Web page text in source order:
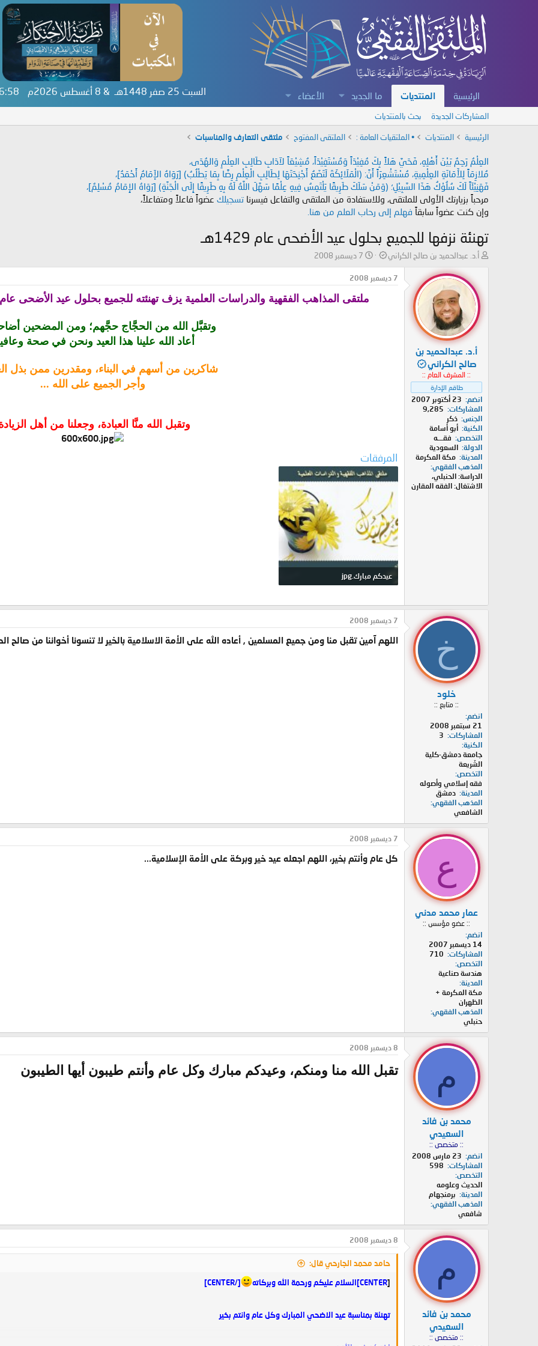
الرئيسية المنتديات ما الجديد الأعضاء السبت 25 صفر 1448هـ & 8 أغسطس 2026م
المشاركات الجديدة بحث بالمنتديات
الرئيسية المنتديات • الملتقيات العامة : الملتقى المفتوح ملتقى التعارف والمناسبات
العِلْمُ رَحِمٌ بَيْنَ أَهْلِهِ، فَحَيَّ هَلاً بِكَ مُفِيْدَاً وَمُسْتَفِيْدَاً، مُشِيْعَاً لآدَابِ طَالِبِ العِلْمِ وَالهُدَى،
مُلازِمَاً لِلأَمَانَةِ العِلْمِيةِ، مُسْتَشْعِرَاً أَنَّ: (الْمَلَائِكَةَ لَتَضَعُ أَجْنِحَتَهَا لِطَالِبِ الْعِلْمِ رِضًا بِمَا يَطْلُبُ) [رَوَاهُ الإَمَامُ أَحْمَدُ]،
فَهَنِيْئَاً لَكَ سُلُوْكُ هَذَا السَّبِيْلِ؛ (وَمَنْ سَلَكَ طَرِيقًا يَلْتَمِسُ فِيهِ عِلْمًا سَهَّلَ اللَّهُ لَهُ بِهِ طَرِيقًا إِلَى الْجَنَّةِ) [رَوَاهُ الإِمَامُ مُسْلِمٌ]،
مرحباً بزيارتك الأولى للملتقى، وللاستفادة من الملتقى والتفاعل فيسرنا تسجيلك عضواً فاعلاً ومتفاعلاً،
وإن كنت عضواً سابقاً فهلم إلى رحاب العلم من هنا.
تهنئة نزفها للجميع بحلول عيد الأضحى عام 1429هـ
ب
ئ
ا
ل
م
و
و
ع
أ.د. عبدالحميد بن صالح الكراني
ت
ا
ر
ي
خ
7 ديسمبر 2008
أ.د. عبدالحميد بن
صالح الكراني
:: المشرف العام ::
طاقم الإدارة
انضم
23 أكتوبر 2007
المشاركات
9,285
الجنس ذكر
الكنية أبو أسامة
التخصص
فقـــه
الدولة السعودية
المدينة مكة المكرمة
المذهب الفقهي
الدراسة: الحنبلي،
الاشتغال: الفقه المقارن
7 ديسمبر 2008
ملتقى المذاهب الفقهية والدراسات العلمية يزف تهنئته للجميع بحلول عيد الأضحى عام 1429هـ؛ والذي به يمرُّ عاماً على إنشائه
وتقبَّل الله من الحجَّاج حجَّهم؛ ومن المضحين
أعاد الله علينا هذا العيد ونحن في صحة
شاكرين من أسهم في البناء، ومقدرين ممن بذل
وأجر الجميع على الله ...
وتقبل الله منَّا العبادة، وجعلنا من أهل
المرفقات
عيدكم مبارك.jpg
خ
خلود
:: متابع ::
انضم
21 سبتمبر 2008
المشاركات
3
الكنية
جامعة دمشق-كلية
الشّريعة
التخصص
فقه إسلامي وأصوله
المدينة دمشق
المذهب الفقهي
الشافعي
7 ديسمبر 2008
اللهم آمين تقبل منا ومن جميع المسلمين , أعاده الله على الأمة الاسلامية بالخير لا تنسونا أخواننا من صالح
ع
عمار محمد مدني
:: عضو مؤسس ::
انضم
14 ديسمبر 2007
المشاركات
710
التخصص
هندسة صناعية
المدينة
مكة المكرمة +
الظهران
المذهب الفقهي
حنبلي
7 ديسمبر 2008
كل عام وأنتم بخير، اللهم اجعله عيد خير وبركة على الأمة الإسلامية...
م
محمد بن فائد
السعيدي
:: متخصص ::
انضم
23 مارس 2008
المشاركات
598
التخصص
الحديث وعلومه
المدينة
برمنجهام
المذهب الفقهي
شافعي
8 ديسمبر 2008
تقبل الله منا ومنكم، وعيدكم مبارك وكل عام وأنتم طيبون أيها الطيبون
م
محمد بن فائد
السعيدي
:: متخصص ::
8 ديسمبر 2008
حامد محمد الجارحي قال:
[CENTER]السلام عليكم ورحمة الله وبركاته [/CENTER]
تهنئة بمناسبة عيد الاضحي المبارك وكل عام وانتم بخير